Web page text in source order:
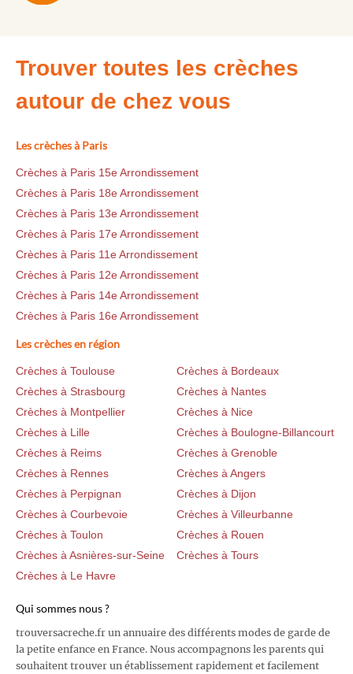
Trouver toutes les crèches
autour de chez vous
Les crèches à Paris
Crèches à Paris 15e Arrondissement
Crèches à Paris 18e Arrondissement
Crèches à Paris 13e Arrondissement
Crèches à Paris 17e Arrondissement
Crèches à Paris 11e Arrondissement
Crèches à Paris 12e Arrondissement
Crèches à Paris 14e Arrondissement
Crèches à Paris 16e Arrondissement
Les crèches en région
Crèches à Toulouse
Crèches à Bordeaux
Crèches à Strasbourg
Crèches à Nantes
Crèches à Montpellier
Crèches à Nice
Crèches à Lille
Crèches à Boulogne-Billancourt
Crèches à Reims
Crèches à Grenoble
Crèches à Rennes
Crèches à Angers
Crèches à Perpignan
Crèches à Dijon
Crèches à Courbevoie
Crèches à Villeurbanne
Crèches à Toulon
Crèches à Rouen
Crèches à Asnières-sur-Seine
Crèches à Tours
Crèches à Le Havre
Qui sommes nous ?
trouversacreche.fr un annuaire des différents modes de garde de
la petite enfance en France. Nous accompagnons les parents qui
souhaitent trouver un établissement rapidement et facilement